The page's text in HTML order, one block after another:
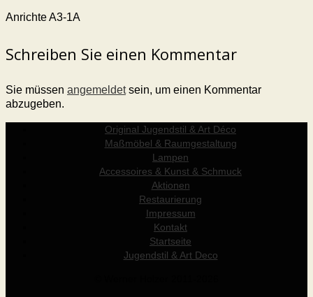
Anrichte A3-1A
Schreiben Sie einen Kommentar
Sie müssen angemeldetsein, um einen Kommentar
abzugeben.
Original Jugendstil & Art Déco
Maßmöbel & Raumgestaltung
Lampen
Accessoires & Kunst & Schmuck
Aktionen
Restaurierung
Impressum
Kontakt
Startseite
Jugendstil & Art Deco